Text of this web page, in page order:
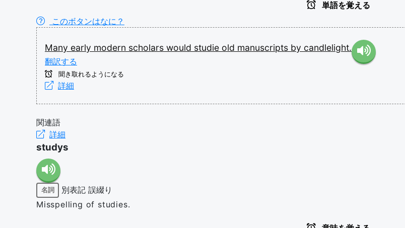
単語を覚える
このボタンはなに？
Many early modern scholars would studie old manuscripts by candlelight.
翻訳する
聞き取れるようになる
詳細
関連語
詳細
studys
名詞 別表記 誤綴り
Misspelling of studies.